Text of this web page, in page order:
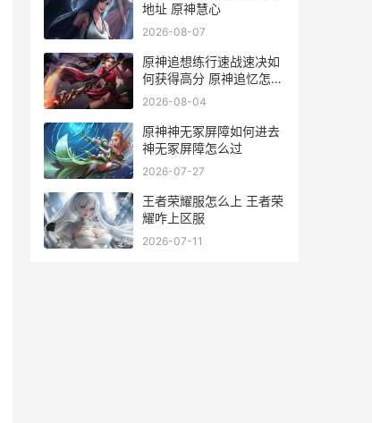
地址 原神慧心
2026-08-07
原神追想练行速战速决如
何获得高分 原神追忆怎么
刷
2026-08-04
原神神无冢屏障如何进去
神无冢屏障怎么过
2026-07-27
王者荣耀服怎么上 王者荣
耀咋上区服
2026-07-11